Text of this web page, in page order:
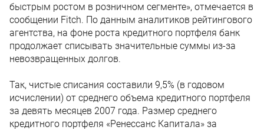
быстрым ростом в розничном сегменте», отмечается в
сообщении Fitch. По данным аналитиков рейтингового
агентства, на фоне роста кредитного портфеля банк
продолжает списывать значительные суммы из-за
невозвращенных долгов.
Так, чистые списания составили 9,5% (в годовом
исчислении) от среднего объема кредитного портфеля
за девять месяцев 2007 года. Размер среднего
кредитного портфеля «Ренессанс Капитала» за